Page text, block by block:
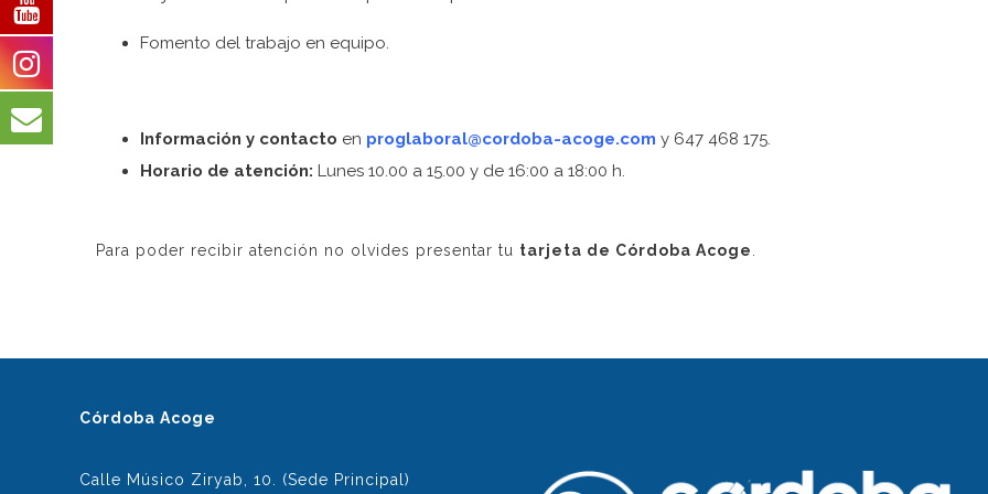
Fomento del trabajo en equipo.
Información y contacto en proglaboral@cordoba-acoge.com y 647 468 175.
Horario de atención: Lunes 10.00 a 15.00 y de 16:00 a 18:00 h.
Para poder recibir atención no olvides presentar tu tarjeta de Córdoba Acoge
Córdoba Acoge
Calle Músico Ziryab, 10. (Sede Principal)